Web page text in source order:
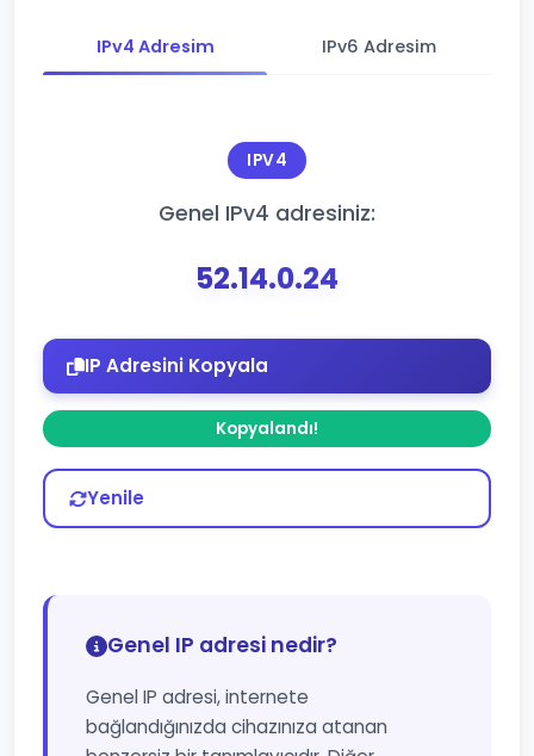
IPv4 Adresim IPv6 Adresim
IPV4
Genel IPv4 adresiniz:
52.14.0.24
IP Adresini Kopyala
Kopyalandı!
Yenile
Genel IP adresi nedir?
Genel IP adresi, internete
bağlandığınızda cihazınıza atanan